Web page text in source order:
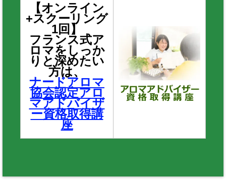
【オンライン
+スクーリング
1回】
フランス式ア
ロマをしっか
りと深めたい
方は、
ナードアロマ
協会認定アロ
マアドバイザ
ー資格取得講
座